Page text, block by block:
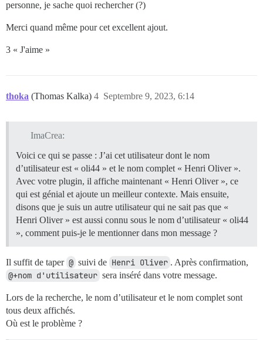
personne, je sache quoi rechercher (?)
Merci quand même pour cet excellent ajout.
3 « J'aime »
thoka (Thomas Kalka) Septembre 9, 2023, 6:14
4
ImaCrea:
Voici ce qui se passe : J’ai cet utilisateur dont le nom
d’utilisateur est « oli44 » et le nom complet « Henri Oliver ».
Avec votre plugin, il affiche maintenant « Henri Oliver », ce
qui est génial et ajoute un meilleur contexte. Mais ensuite,
disons que je suis un autre utilisateur qui ne sait pas que «
Henri Oliver » est aussi connu sous le nom d’utilisateur « oli44
», comment puis-je le mentionner dans mon message ?
Il suffit de taper @ suivi de Henri Oliver . Après confirmation,
@+nom d'utilisateur sera inséré dans votre message.
Lors de la recherche, le nom d’utilisateur et le nom complet sont
tous deux affichés.
Où est le problème ?